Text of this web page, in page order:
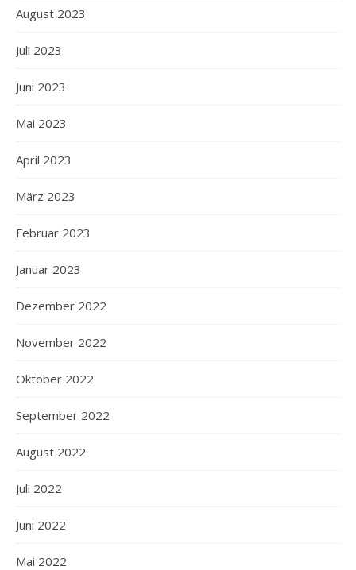
August 2023
Juli 2023
Juni 2023
Mai 2023
April 2023
März 2023
Februar 2023
Januar 2023
Dezember 2022
November 2022
Oktober 2022
September 2022
August 2022
Juli 2022
Juni 2022
Mai 2022